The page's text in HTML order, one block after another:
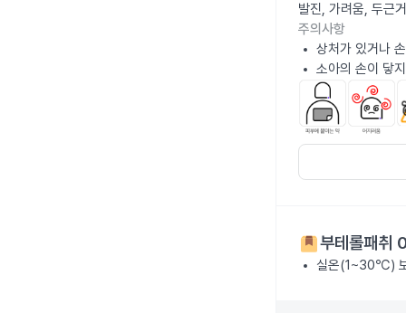
발진, 가려움, 두근
주의사항
상처가 있거나
소아의 손이 닿
부테롤패취
실온(1~30℃)